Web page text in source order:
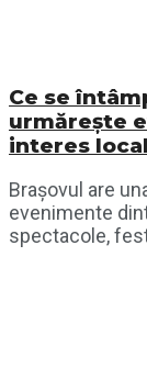
Ce se
urmărește
interes local
Brașovul are
evenimente
spectacole,